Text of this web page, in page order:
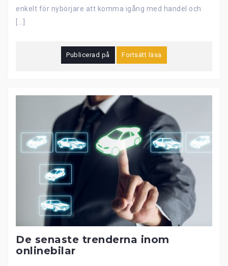
enkelt för nybörjare att komma igång med handel och
Publicerad på Fortsätt läsa
De senaste trenderna inom
onlinebilar